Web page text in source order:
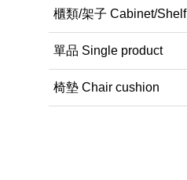
櫃類/架子 Cabinet/Shelf
單品 Single product
椅墊 Chair cushion